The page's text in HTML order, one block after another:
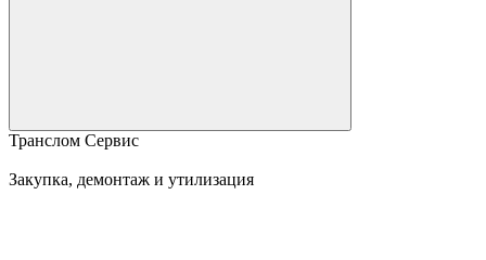
Транслом Сервис
Закупка, демонтаж и утилизация